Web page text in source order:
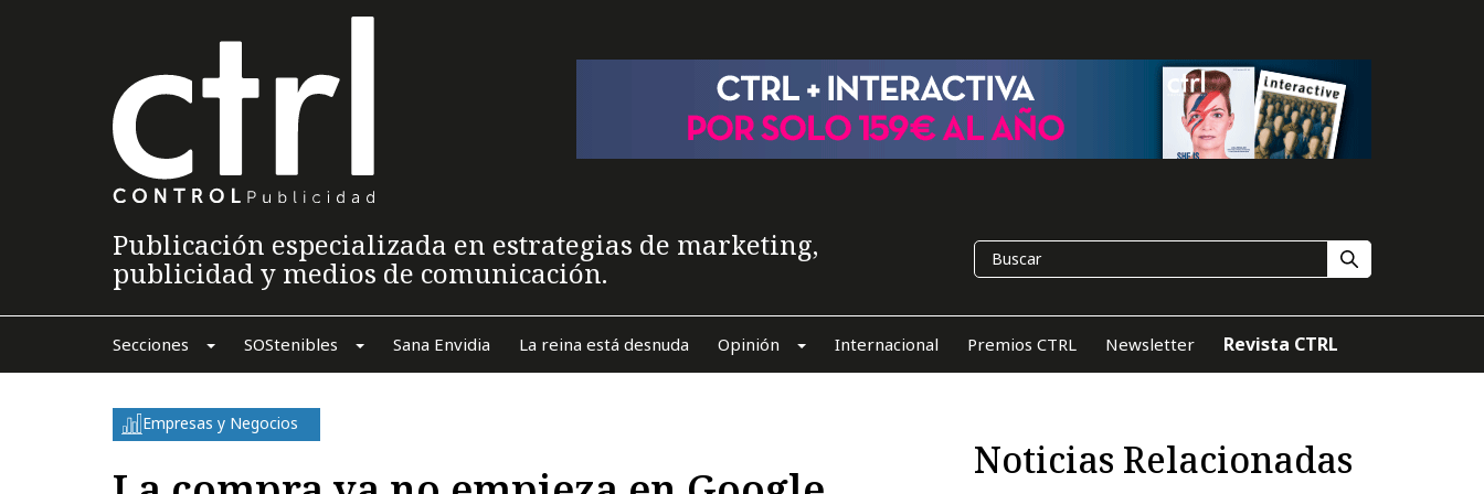
Publicación especializada en estrategias de marketing,
publicidad y medios de comunicación.
Secciones SOStenibles Sana Envidia La reina está desnuda Opinión Internacional Premios CTRL Newsletter Revista CTRL
Empresas y Negocios
Noticias Relacionadas